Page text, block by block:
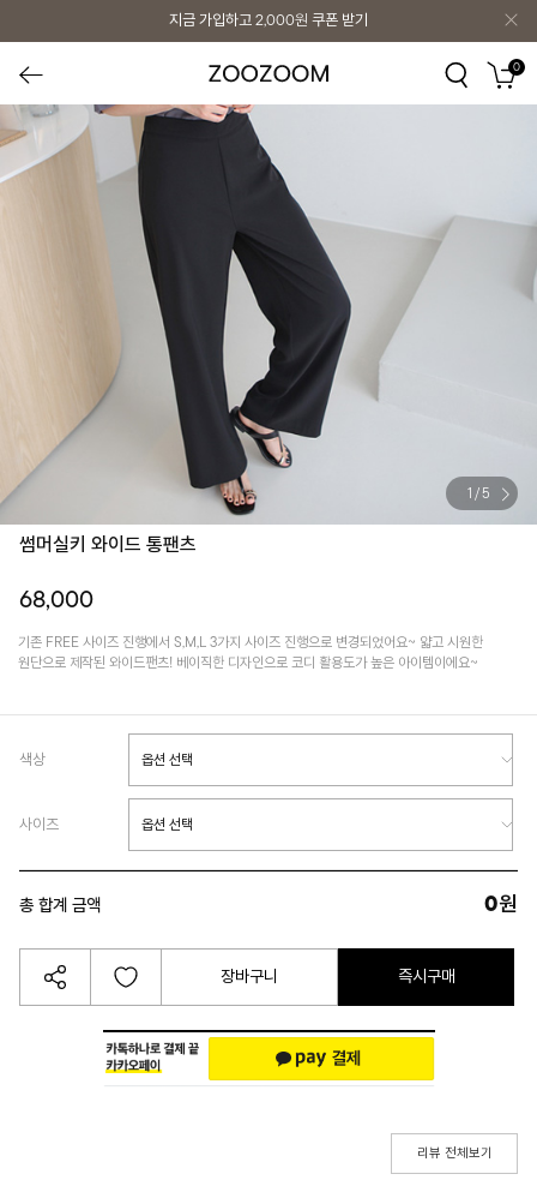
지금 가입하고 2,000원 쿠폰 받기
0
/ 5
썸머실키 와이드 통팬츠
68,000
기존 FREE 사이즈 진행에서 S,M,L 3가지 사이즈 진행으로 변경되었어요~ 얇고 시원한
원단으로 제작된 와이드팬츠! 베이직한 디자인으로 코디 활용도가 높은 아이템이에요~
색상
사이즈
총 합계 금액 0원
장바구니 즉시구매
리뷰 전체보기